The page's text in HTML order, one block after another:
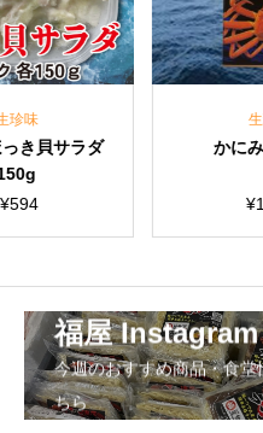
かにみそ 90g
福屋 Instagram
今週のおすすめ商品・食堂
ちら